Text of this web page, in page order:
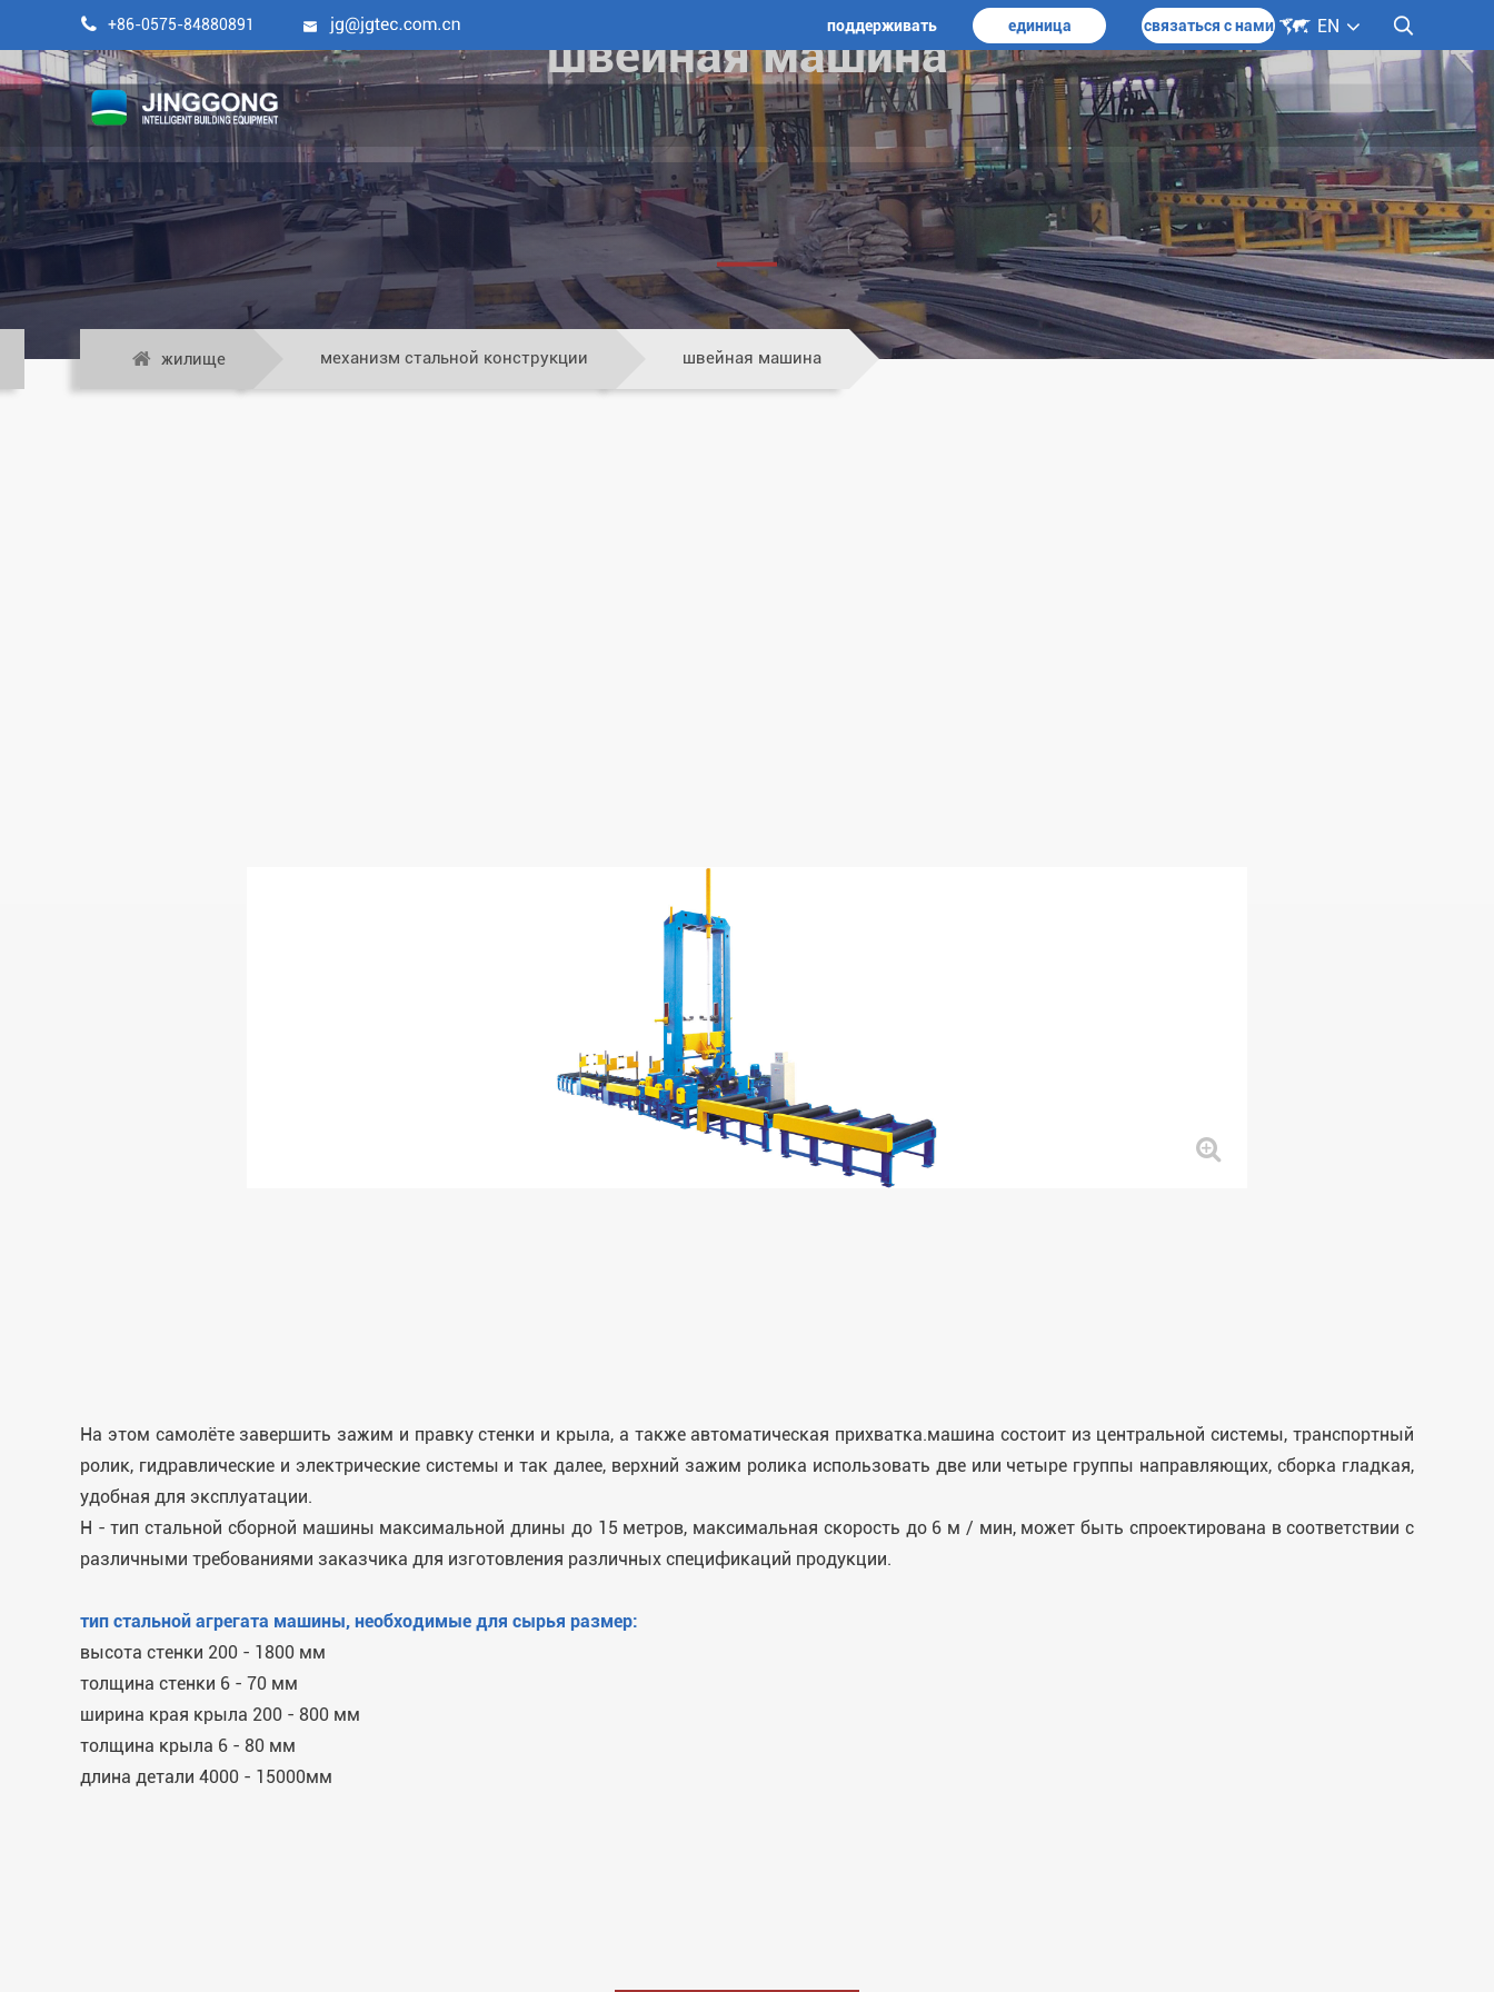
 +86-0575-84880891  
 EN
поддерживать единица связаться с нами
швейная машина
жилище механизм стальной конструкции швейная машина
На этом самолёте завершить зажим и правку стенки и крыла, а также автоматическая прихватка.машина состоит из центральной системы, транспортный
ролик, гидравлические и электрические системы и так далее, верхний зажим ролика использовать две или четыре группы направляющих, сборка гладкая,
удобная для эксплуатации.
H - тип стальной сборной машины максимальной длины до 15 метров, максимальная скорость до 6 м / мин, может быть спроектирована в соответствии с
различными требованиями заказчика для изготовления различных спецификаций продукции.
тип стальной агрегата машины, необходимые для сырья размер:
высота стенки 200 - 1800 мм
толщина стенки 6 - 70 мм
ширина края крыла 200 - 800 мм
толщина крыла 6 - 80 мм
длина детали 4000 - 15000мм